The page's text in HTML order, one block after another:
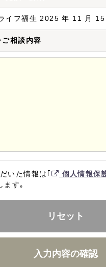
イフ福生 2025 年 11 月 15
ご相談内容
いた情報は｢ 個人情報保
ます｡